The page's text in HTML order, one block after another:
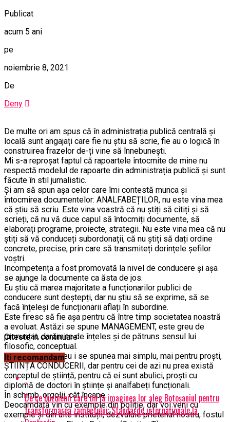
Publicat
acum 5 ani
pe
noiembrie 8, 2021
De
Deny
De multe ori am spus că în administrația publică centrală și
locală sunt angajați care fie nu știu să scrie, fie au o logică în
construirea frazelor de-ți vine să înnebunești.
Mi s-a reproșat faptul că rapoartele întocmite de mine nu
respectă modelul de rapoarte din administrația publică și sunt
făcute în stil jurnalistic.
Și am să spun așa celor care îmi contestă munca și
întocmirea documentelor: ANALFABEȚILOR, nu este vina mea
că știu să scriu. Este vina voastră că nu știți să citiți și să
scrieți, că nu vă duce capul să întocmiți documente, să
elaborați programe, proiecte, strategii. Nu este vina mea că nu
știți să vă conduceți subordonații, că nu știți să dați ordine
concrete, precise, prin care să transmiteți dorințele șefilor
voștri.
Incompetența a fost promovată la nivel de conducere și așa
se ajunge la documente ca ăsta de jos.
Eu știu că marea majoritate a funcționarilor publici de
conducere sunt deștepți, dar nu știu să se exprime, să se
facă înțeleși de funcționarii aflați în subordine.
Este firesc să fie așa pentru că între timp societatea noastră
a evoluat. Astăzi se spune MANAGEMENT, este greu de
pronunțat, darămite de înțeles și de pătruns sensul lui
filosofic, conceptual.
Când am învățat eu i se spunea mai simplu, mai pentru proști,
ȘTIINȚA CONDUCERII, dar pentru cei de azi nu prea există
conceptul de știință, pentru că ei sunt abulici, proști cu
diplomă de doctori în științe și analfabeți funcționali.
În schimb, orgolii, cât încape.
Deocamdată vin cu exemple din poliție, dar voi veni cu
exemple și din alte instituții, dezvaluie prietenul nostru, fostul
Citeste in continuare
Iti recomandam
De ce buzoienii care țin la imaginea lor aleg Botoșaniul pentru
transformarea zâmbetului: Standarde internaționale la